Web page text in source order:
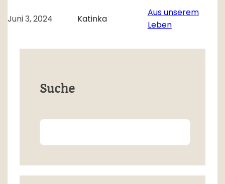
Juni 3, 2024 Katinka
Aus unserem
Leben
Suche
Search